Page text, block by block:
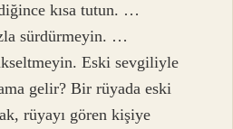
kısa tutun. …
sürdürmeyin. …
Eski sevgiliyle
gelir? Bir rüyada eski
rüyayı gören kişiye